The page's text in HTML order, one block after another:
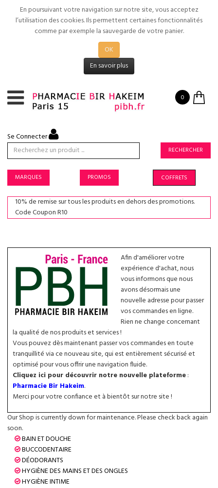
En poursuivant votre navigation sur notre site, vous acceptez
l’utilisation des cookies. Ils permettent certaines fonctionnalités
comme par exemple la sauvegarde de votre panier.
OK
En savoir plus
0
Se Connecter
RECHERCHER
MARQUES PROMOS COFFRETS
10% de remise sur tous les produits en dehors des promotions.
Code Coupon R10
Afin d'améliorer votre
expérience d'achat, nous
vous informons que nous
avons désormais une
nouvelle adresse pour passer
vos commandes en ligne.
Rien ne change concernant
la qualité de nos produits et services !
Vous pouvez dès maintenant passer vos commandes en toute
tranquillité via ce nouveau site, qui est entièrement sécurisé et
optimisé pour vous offrir une navigation fluide.
Cliquez ici pour découvrir notre nouvelle plateforme:
Pharmacie Bir Hakeim.
Merci pour votre confiance et à bientôt sur notre site !
Our Shop is currently down for maintenance. Please check back again
soon.
BAIN ET DOUCHE
BUCCODENTAIRE
DÉODORANTS
HYGIÈNE DES MAINS ET DES ONGLES
HYGIÈNE INTIME